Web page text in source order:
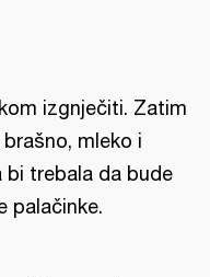
izgnječiti. Zatim
mleko i
bi trebala da bude
palačinke.